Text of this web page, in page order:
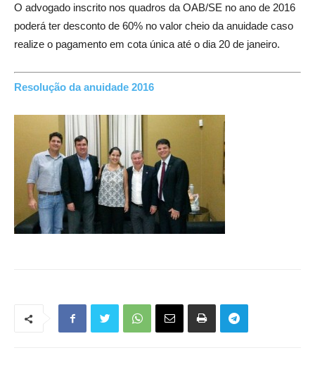
O advogado inscrito nos quadros da OAB/SE no ano de 2016
poderá ter desconto de 60% no valor cheio da anuidade caso
realize o pagamento em cota única até o dia 20 de janeiro.
Resolução da anuidade 2016